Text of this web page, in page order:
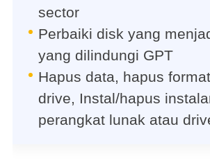
sector
Perbaiki disk yang
yang dilindungi GPT
Hapus data, hapus
drive, Instal/hapus
perangkat lunak atau